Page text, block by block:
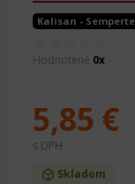
Kalisan -
Hodnotené 0x
Skladom
5,85 €
s DPH